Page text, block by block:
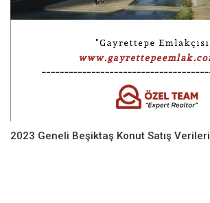
2023 Geneli Beşiktaş Konut Satış Verileri